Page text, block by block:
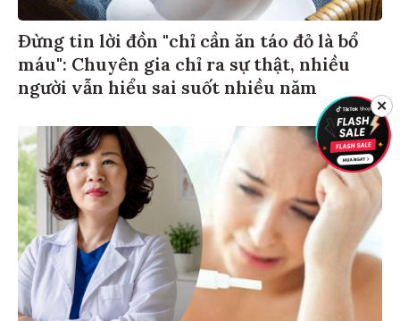
Đừng tin lời đồn "chỉ cần ăn táo đỏ là bổ
máu": Chuyên gia chỉ ra sự thật, nhiều
người vẫn hiểu sai suốt nhiều năm
✕